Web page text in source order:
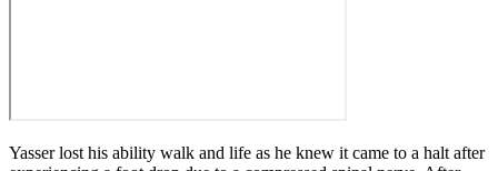
Yasser lost his ability walk and life as he knew it came to a halt after